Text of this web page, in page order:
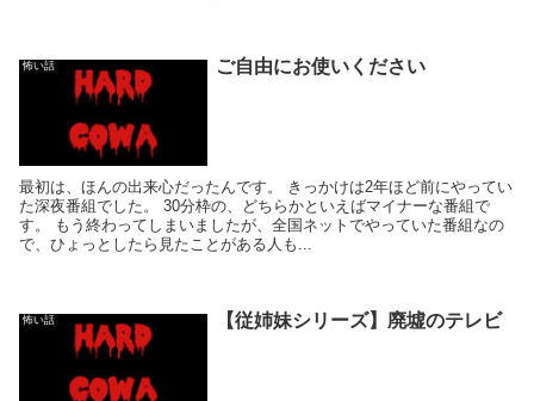
怖い話 ご自由にお使いください
最初は、ほんの出来心だったんです。 きっかけは2年ほど前にやってい
た深夜番組でした。 30分枠の、どちらかといえばマイナーな番組で
す。 もう終わってしまいましたが、全国ネットでやっていた番組なの
で、ひょっとしたら見たことがある人も...
怖い話 【従姉妹シリーズ】廃墟のテレビ